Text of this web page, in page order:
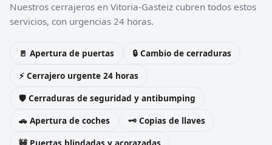
Nuestros cerrajeros en Vitoria-Gasteiz cubren todos estos
servicios, con urgencias 24 horas.
🚪 Apertura de puertas
🔒 Cambio de cerraduras
⚡ Cerrajero urgente 24 horas
🛡️ Cerraduras de seguridad y antibumping
🚗 Apertura de coches
🗝️ Copias de llaves